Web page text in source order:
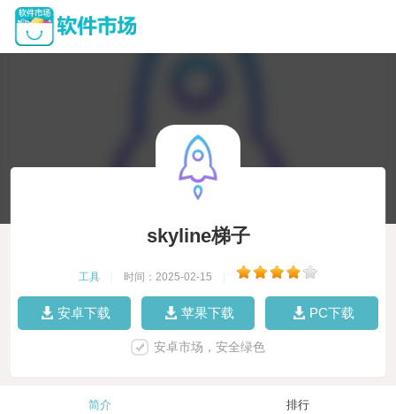
skyline梯子
工具 时间：2025-02-15
安卓下载 苹果下载 PC下载
安卓市场，安全绿色
简介 排行